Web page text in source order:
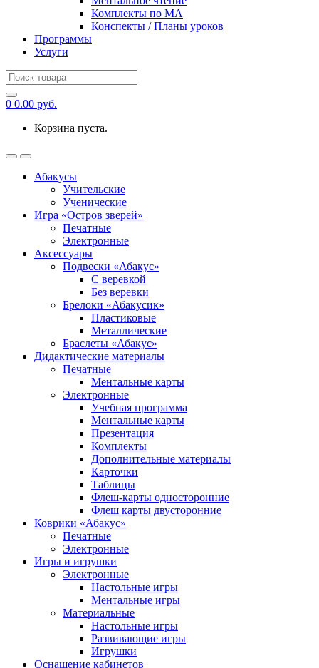
Комплекты по МА
Конспекты / Планы уроков
Программы
Услуги
Search
for:
0 0.00 руб.
Корзина пуста.
Абакусы
Учительские
Ученические
Игра «Остров зверей»
Печатные
Электронные
Аксессуары
Подвески «Абакус»
С веревкой
Без веревки
Брелоки «Абакусик»
Пластиковые
Металлические
Браслеты «Абакус»
Дидактические материалы
Печатные
Ментальные карты
Электронные
Учебная программа
Ментальные карты
Презентация
Комплекты
Дополнительные материалы
Карточки
Таблицы
Флеш-карты односторонние
Флеш карты двусторонние
Коврики «Абакус»
Печатные
Электронные
Игры и игрушки
Электронные
Настольные игры
Ментальные игры
Материальные
Настольные игры
Развивающие игры
Игрушки
Оснащение кабинетов